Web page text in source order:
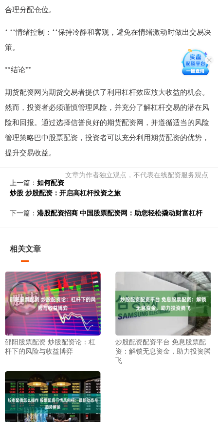
合理分配仓位。
* **情绪控制：**保持冷静和客观，避免在情绪激动时做出交易决
策。
**结论**
期货配资网为期货交易者提供了利用杠杆效应放大收益的机会。
然而，投资者必须谨慎管理风险，并充分了解杠杆交易的潜在风
险和回报。通过选择信誉良好的期货配资网，并遵循适当的风险
管理策略巴中股票配资，投资者可以充分利用期货配资的优势，
提升交易收益。
文章为作者独立观点，不代表在线配资服务观点
上一篇： 如何配资
炒股 炒股配资：开启高杠杆投资之旅
下一篇： 港股配资招商 中国股票配资网：助您轻松撬动财富杠杆
相关文章
邵阳股票配资 炒股配资论：杠
杆下的风险与收益博弈
炒股配资配资平台 免息股票配
资：解锁无息资金，助力投资腾
飞